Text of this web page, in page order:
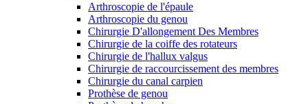
Arthroscopie de l'épaule
Arthroscopie du genou
Chirurgie D'allongement Des Membres
Chirurgie de la coiffe des rotateurs
Chirurgie de l'hallux valgus
Chirurgie de raccourcissement des membres
Chirurgie du canal carpien
Prothèse de genou